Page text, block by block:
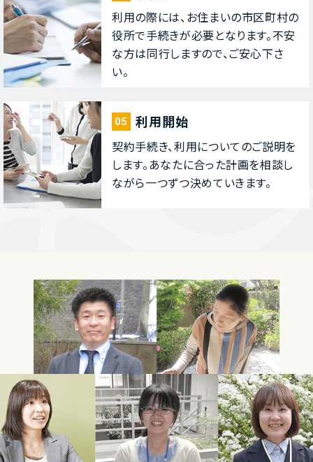
利⽤の際には、お住まいの市区町村の
役所で⼿続きが必要となります。不安
な⽅は同⾏しますので、ご安⼼下さ
い。
05 利⽤開始
契約⼿続き、利⽤についてのご説明を
します。あなたに合った計画を相談し
ながら⼀つずつ決めていきます。